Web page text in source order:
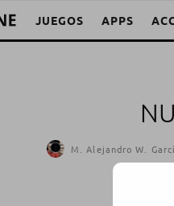
JUEGOS APPS
M. Alejandro W.